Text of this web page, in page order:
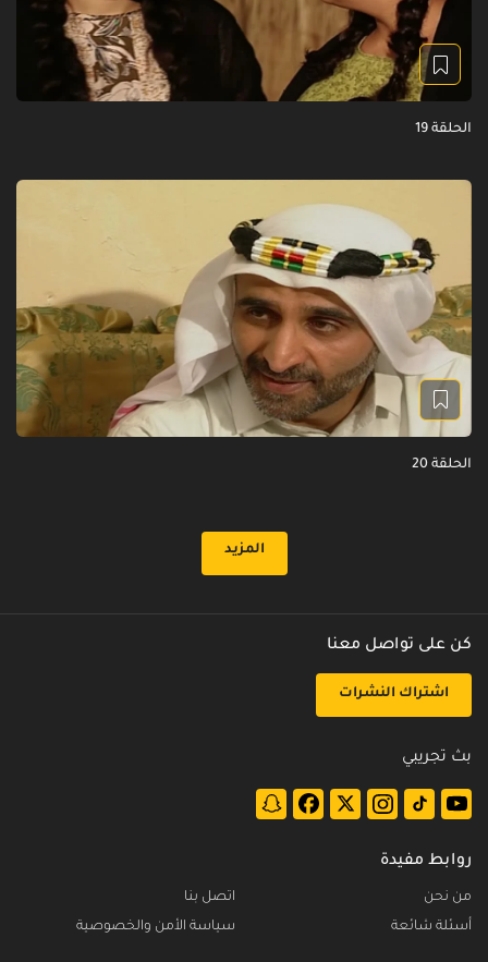
الحلقة 19
الحلقة 20
المزيد
كن على تواصل معنا
اشتراك النشرات
بث تجريبي
روابط مفيدة
من نحن
أسئلة شائعة
اتصل بنا
سياسة الأمن والخصوصية